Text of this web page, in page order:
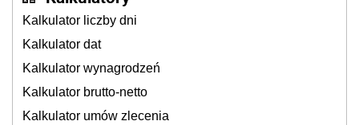
Kalkulator liczby dni
Kalkulator dat
Kalkulator wynagrodzeń
Kalkulator brutto-netto
Kalkulator umów zlecenia